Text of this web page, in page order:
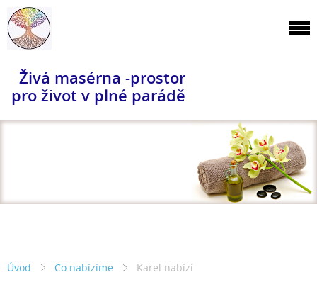
Živá masérna -prostor
pro život v plné parádě
Úvod Co nabízíme Karel nabízí